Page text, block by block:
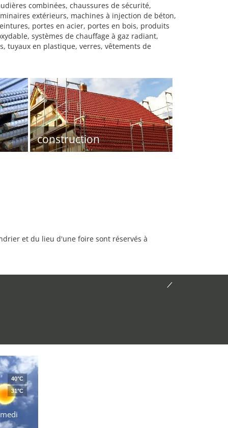
combinées, chaussures de sécurité,
extérieurs, machines à injection de béton,
portes en acier, portes en bois, produits
systèmes de chauffage à gaz radiant,
tuyaux en plastique, verres, vêtements de
construction
et du lieu d'une foire sont réservés à
40°C
31°C